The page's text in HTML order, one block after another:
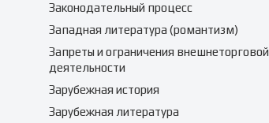
Законодательный процесс
Западная литература (романтизм)
Запреты и ограничения внешнеторговой
деятельности
Зарубежная история
Зарубежная литература